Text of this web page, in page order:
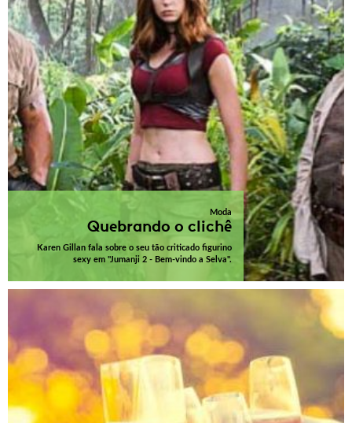
Moda
Quebrando o clichê
Karen Gillan fala sobre o seu tão criticado figurino
sexy em "Jumanji 2 - Bem-vindo a Selva".